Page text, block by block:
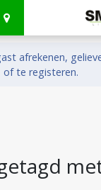
afrekenen,
of te registeren.